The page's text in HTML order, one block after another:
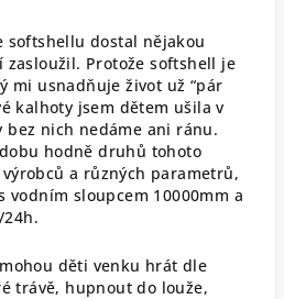
softshellu dostal nějakou
zasloužil. Protože softshell je
mi usnadňuje život už “pár
kalhoty jsem dětem ušila v
bez nich nedáme ani ránu.
hodně druhů tohoto
a různých parametrů,
vodním sloupcem 10000mm a
děti venku hrát dle
trávě, hupnout do louže,